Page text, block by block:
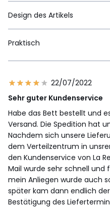
Design des Artikels
Praktisch
22/07/2022
Sehr guter Kundenservice
Habe das Bett bestellt und
Versand. Die Spedition hat
Nachdem sich unsere
dem Verteilzentrum in
den Kundenservice von La
Mail wurde sehr schnell
mein Anliegen wurde auch
später kam dann endlich
Bestätigung des